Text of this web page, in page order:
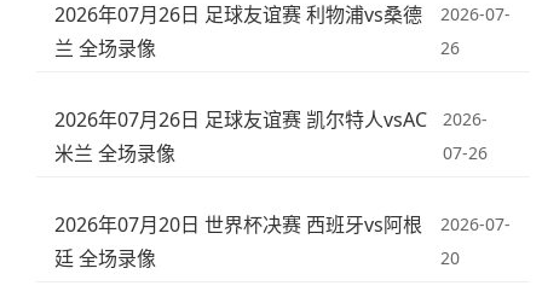
2026年07月26日 足球友谊赛 利物浦vs桑德
兰 全场录像
2026-07-
26
2026年07月26日 足球友谊赛 凯尔特人vsAC
米兰 全场录像
2026-
07-26
2026年07月20日 世界杯决赛 西班牙vs阿根
廷 全场录像
2026-07-
20